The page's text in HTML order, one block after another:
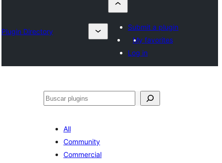
Plugin Directory
Submit a plugin
My favorites
Log in
Buscar
All
Community
Commercial